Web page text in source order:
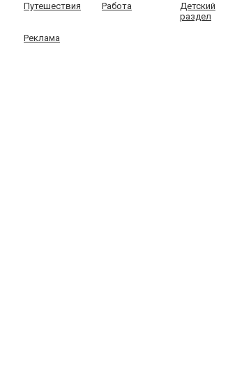
Путешествия Работа
Детский
раздел
Реклама